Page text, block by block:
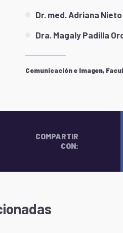
Dr. med. Adriana
Dra. Magaly Padilla
Comunicación e Imagen,
COMPARTIR
CON: